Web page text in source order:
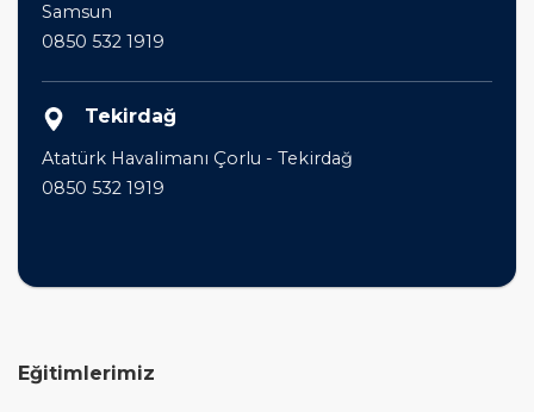
Samsun
0850 532 1919
Tekirdağ
Atatürk Havalimanı Çorlu - Tekirdağ
0850 532 1919
Eğitimlerimiz